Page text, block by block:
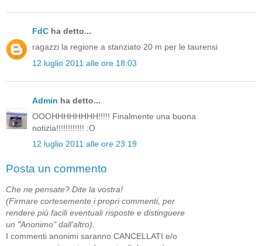
FdC ha detto...
ragazzi la regione a stanziato 20 m per le taurensi
12 luglio 2011 alle ore 18:03
Admin ha detto...
OOOHHHHHHHH!!!!! Finalmente una buona
notizia!!!!!!!!!!!! :O
12 luglio 2011 alle ore 23:19
Posta un commento
Che ne pensate? Dite la vostra!
(Firmare cortesemente i propri commenti, per
rendere più facili eventuali risposte e distinguere
un "Anonimo" dall'altro).
I commenti anonimi saranno CANCELLATI e/o